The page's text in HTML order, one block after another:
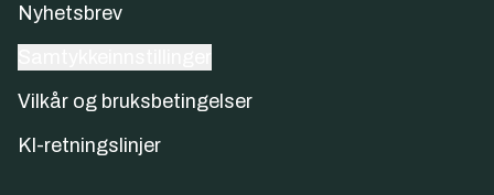
Nyhetsbrev
Vilkår og bruksbetingelser
KI-retningslinjer